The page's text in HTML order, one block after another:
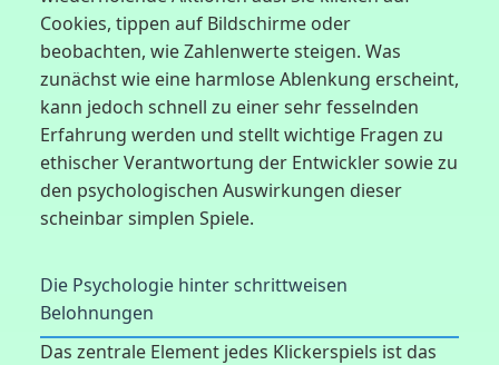
Cookies, tippen auf Bildschirme oder
beobachten, wie Zahlenwerte steigen. Was
zunächst wie eine harmlose Ablenkung erscheint,
kann jedoch schnell zu einer sehr fesselnden
Erfahrung werden und stellt wichtige Fragen zu
ethischer Verantwortung der Entwickler sowie zu
den psychologischen Auswirkungen dieser
scheinbar simplen Spiele.
Die Psychologie hinter schrittweisen
Belohnungen
Das zentrale Element jedes Klickerspiels ist das